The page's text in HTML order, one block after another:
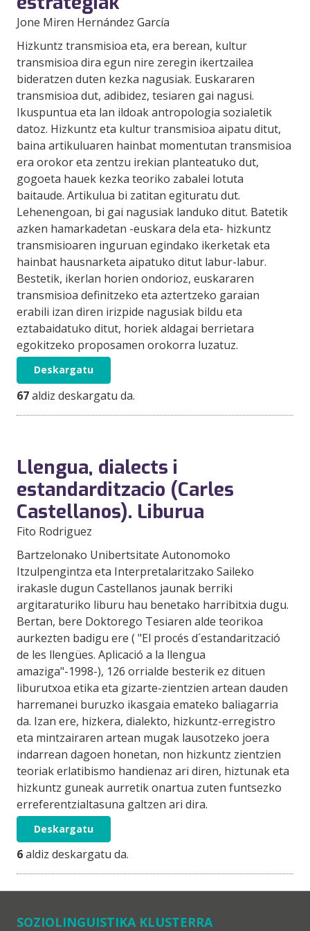
Jone Miren Hernández García
Hizkuntz transmisioa eta, era berean, kultur
transmisioa dira egun nire zeregin ikertzailea
bideratzen duten kezka nagusiak. Euskararen
transmisioa dut, adibidez, tesiaren gai nagusi.
Ikuspuntua eta lan ildoak antropologia sozialetik
datoz. Hizkuntz eta kultur transmisioa aipatu ditut,
baina artikuluaren hainbat momentutan transmisioa
era orokor eta zentzu irekian planteatuko dut,
gogoeta hauek kezka teoriko zabalei lotuta
baitaude. Artikulua bi zatitan egituratu dut.
Lehenengoan, bi gai nagusiak landuko ditut. Batetik
azken hamarkadetan -euskara dela eta- hizkuntz
transmisioaren inguruan egindako ikerketak eta
hainbat hausnarketa aipatuko ditut labur-labur.
Bestetik, ikerlan horien ondorioz, euskararen
transmisioa definitzeko eta aztertzeko garaian
erabili izan diren irizpide nagusiak bildu eta
eztabaidatuko ditut, horiek aldagai berrietara
egokitzeko proposamen orokorra luzatuz.
Deskargatu
67aldiz deskargatu da.
Llengua, dialects i
estandarditzacio (Carles
Castellanos). Liburua
Fito Rodriguez
Bartzelonako Unibertsitate Autonomoko
Itzulpengintza eta Interpretalaritzako Saileko
irakasle dugun Castellanos jaunak berriki
argitaraturiko liburu hau benetako harribitxia dugu.
Bertan, bere Doktorego Tesiaren alde teorikoa
aurkezten badigu ere ( "El procés d´estandarització
de les llengües. Aplicació a la llengua
amaziga"-1998-), 126 orrialde besterik ez dituen
liburutxoa etika eta gizarte-zientzien artean dauden
harremanei buruzko ikasgaia emateko baliagarria
da. Izan ere, hizkera, dialekto, hizkuntz-erregistro
eta mintzairaren artean mugak lausotzeko joera
indarrean dagoen honetan, non hizkuntz zientzien
teoriak erlatibismo handienaz ari diren, hiztunak eta
hizkuntz guneak aurretik onartua zuten funtsezko
erreferentzialtasuna galtzen ari dira.
Deskargatu
6aldiz deskargatu da.
SOZIOLINGUISTIKA KLUSTERRA